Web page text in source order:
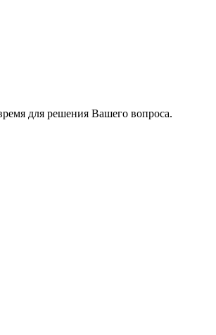
для решения Вашего вопроса.